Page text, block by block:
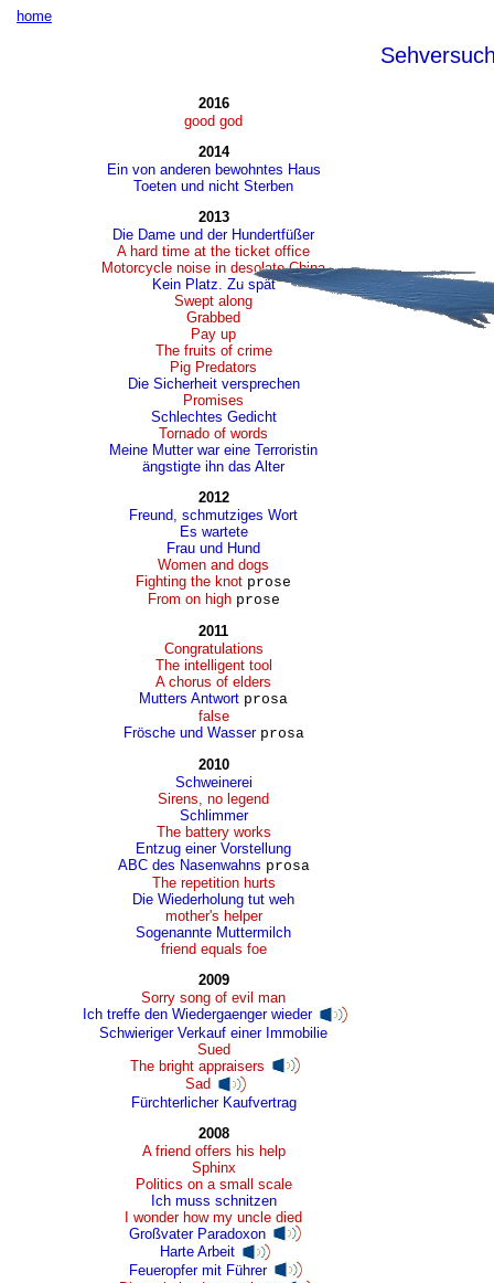
home
2016
good god
2014
Ein von anderen bewohntes Haus
Toeten und nicht Sterben
2013
Die Dame und der Hundertfüßer
A hard time at the ticket office
Motorcycle noise in desolate China
Kein Platz. Zu spät
Swept along
Grabbed
Pay up
The fruits of crime
Pig Predators
Die Sicherheit versprechen
Promises
Schlechtes Gedicht
Tornado of words
Meine Mutter war eine Terroristin
ängstigte ihn das Alter
2012
Freund, schmutziges Wort
Es wartete
Frau und Hund
Women and dogs
Fighting the knot prose
From on high prose
2011
Congratulations
The intelligent tool
A chorus of elders
Mutters Antwort prosa
false
Frösche und Wasser prosa
2010
Schweinerei
Sirens, no legend
Schlimmer
The battery works
Entzug einer Vorstellung
ABC des Nasenwahns prosa
The repetition hurts
Die Wiederholung tut weh
mother's helper
Sogenannte Muttermilch
friend equals foe
2009
Sorry song of evil man
Ich treffe den Wiedergaenger wieder
Schwieriger Verkauf einer Immobilie
Sued
The bright appraisers
Sad
Fürchterlicher Kaufvertrag
2008
A friend offers his help
Sphinx
Politics on a small scale
Ich muss schnitzen
I wonder how my uncle died
Großvater Paradoxon
Harte Arbeit
Feueropfer mit Führer